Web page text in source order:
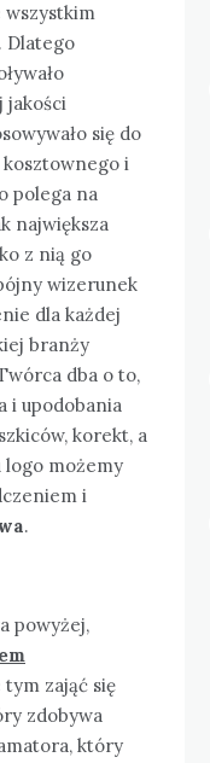
wszystkim
Dlatego
jakości
się do
i
polega na
największa
z nią go
wizerunek
dla każdej
branży
dba o to,
i upodobania
korekt, a
możemy
i
.
powyżej,
zająć się
zdobywa
który